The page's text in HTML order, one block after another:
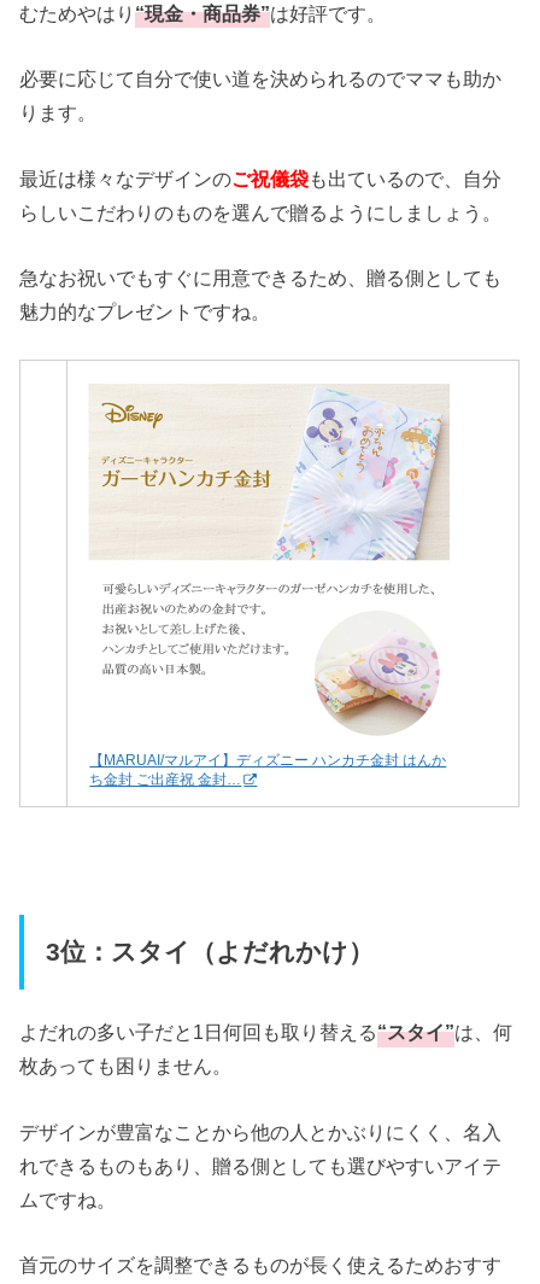
むためやはり“現金・商品券”は好評です。
必要に応じて自分で使い道を決められるのでママも助か
ります。
最近は様々なデザインのご祝儀袋も出ているので、自分
らしいこだわりのものを選んで贈るようにしましょう。
急なお祝いでもすぐに用意できるため、贈る側としても
魅力的なプレゼントですね。
【MARUAI/マルアイ】ディズニー ハンカチ金封 はんか
ち金封 ご出産祝 金封…
3位：スタイ（よだれかけ）
よだれの多い子だと1日何回も取り替える“スタイ”は、何
枚あっても困りません。
デザインが豊富なことから他の人とかぶりにくく、名入
れできるものもあり、贈る側としても選びやすいアイテ
ムですね。
首元のサイズを調整できるものが長く使えるためおすす